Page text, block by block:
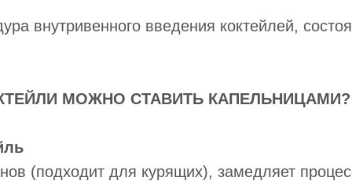
внутривенного введения коктейлей,
МОЖНО СТАВИТЬ КАПЕЛЬНИЦАМИ?
(подходит для курящих), замедляет